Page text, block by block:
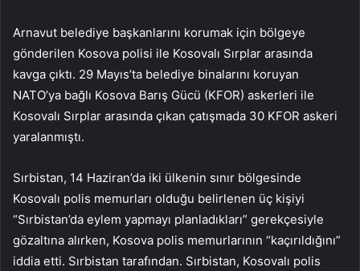
Arnavut belediye başkanlarını korumak için bölgeye
gönderilen Kosova polisi ile Kosovalı Sırplar arasında
kavga çıktı. 29 Mayıs’ta belediye binalarını koruyan
NATO’ya bağlı Kosova Barış Gücü (KFOR) askerleri ile
Kosovalı Sırplar arasında çıkan çatışmada 30 KFOR askeri
yaralanmıştı.
Sırbistan, 14 Haziran’da iki ülkenin sınır bölgesinde
Kosovalı polis memurları olduğu belirlenen üç kişiyi
“Sırbistan’da eylem yapmayı planladıkları” gerekçesiyle
gözaltına alırken, Kosova polis memurlarının “kaçırıldığını”
iddia etti. Sırbistan tarafından. Sırbistan, Kosovalı polis